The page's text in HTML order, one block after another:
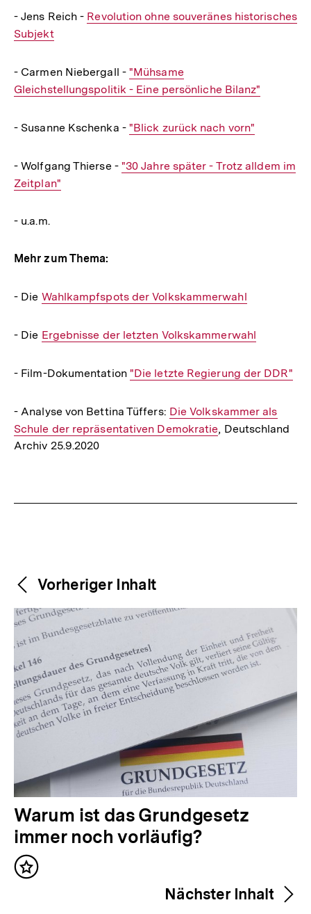
- Jens Reich - Interner
Revolution ohne souveränes historisches
Subjekt
- Carmen Niebergall - Interner
Link:
"Mühsame
Gleichstellungspolitik - Eine persönliche Bilanz"
- Susanne Kschenka - Interner
"Blick zurück nach vorn"
- Wolfgang Thierse - Interner
"30 Jahre später - Trotz alldem im
Zeitplan"
- u.a.m.
Mehr zum Thema:
- Die Interner
Wahlkampfspots der Volkskammerwahl
- Die Interner
Ergebnisse der letzten Volkskammerwahl
- Film-Dokumentation Interner
"Die letzte Regierung der DDR"
- Analyse von Bettina Tüffers: Interner
Link:
Die Volkskammer als
Schule der repräsentativen Demokratie, Deutschland
Archiv 25.9.2020
Weitere
Inhalte
Content-
Navigation
Vorheriger Inhalt
V
o
r
h
Warum ist das Grundgesetz
immer noch vorläufig?
Inhalt
Nächster Inhalt